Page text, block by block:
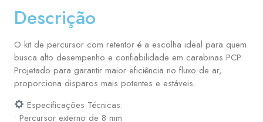
Descrição
O kit de percursor com retentor é a escolha ideal para quem
busca alto desempenho e confiabilidade em carabinas PCP.
Projetado para garantir maior eficiência no fluxo de ar,
proporciona disparos mais potentes e estáveis.
Especificações Técnicas:
• Percursor externo de 8 mm